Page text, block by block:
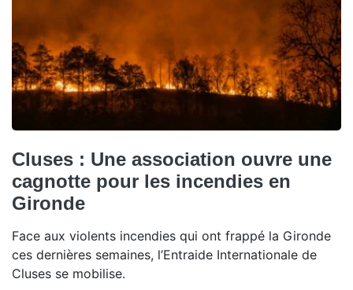
Cluses : Une association ouvre une
cagnotte pour les incendies en
Gironde
Face aux violents incendies qui ont frappé la Gironde
ces dernières semaines, l’Entraide Internationale de
Cluses se mobilise.